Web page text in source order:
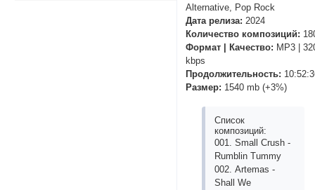
Alternative, Pop Rock
Дата релиза: 2024
Количество композиций:
Формат | Качество: MP3 |
kbps
Продолжительность:
Размер: 1540 mb (+3%)
Список
композиций:
001. Smаll Сrush -
Rumblin Tummy
002. Аrtеmаs -
Shаll Wе